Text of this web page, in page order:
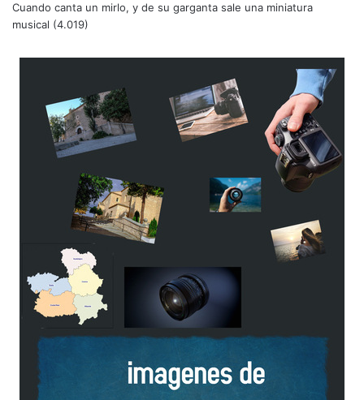
Cuando canta un mirlo, y de su garganta sale una miniatura
musical (4.019)